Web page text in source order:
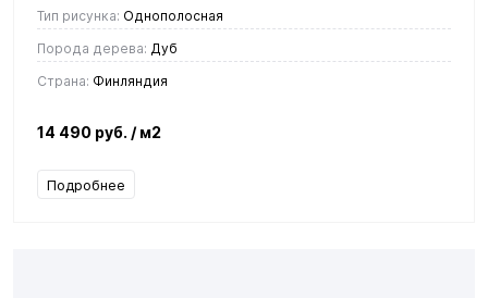
Тип рисунка: Однополосная
Порода дерева: Дуб
Страна: Финляндия
14 490 руб. / м2
Подробнее